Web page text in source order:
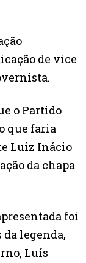
de vice
o Partido
que faria
Luiz Inácio
da chapa
foi
legenda,
Luís